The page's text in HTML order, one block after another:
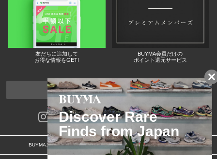
友だちに追加して
お得な情報をGET!
BUYMA会員だけの
ポイント還元サービス
ページトップへ
BUYMAスタートガイド 安心への取り組み